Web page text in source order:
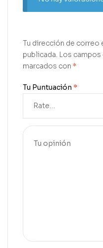
Tu dirección de correo
publicada. Los
marcados con *
Tu Puntuación *